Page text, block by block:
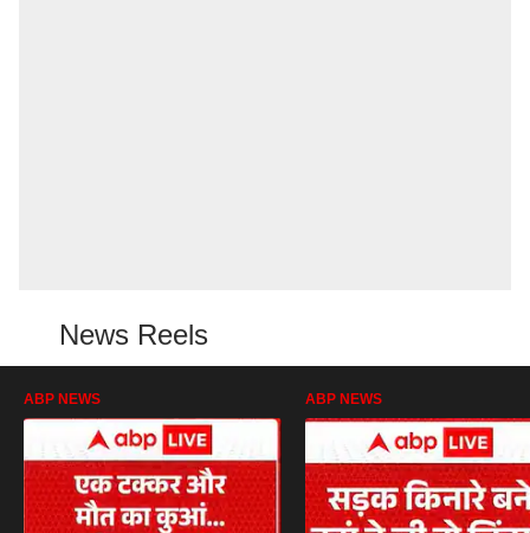
News Reels
ABP NEWS ABP NEWS